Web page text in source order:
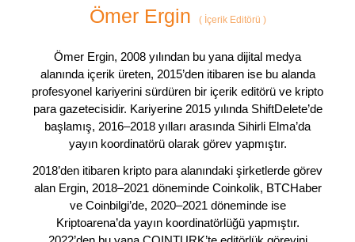
Ömer Ergin (İçerik Editörü )
Ömer Ergin, 2008 yılından bu yana dijital medya
alanında içerik üreten, 2015’den itibaren ise bu alanda
profesyonel kariyerini sürdüren bir içerik editörü ve kripto
para gazetecisidir. Kariyerine 2015 yılında ShiftDelete’de
başlamış, 2016–2018 yılları arasında Sihirli Elma’da
yayın koordinatörü olarak görev yapmıştır.
2018’den itibaren kripto para alanındaki şirketlerde görev
alan Ergin, 2018–2021 döneminde Coinkolik, BTCHaber
ve Coinbilgi’de, 2020–2021 döneminde ise
Kriptoarena’da yayın koordinatörlüğü yapmıştır.